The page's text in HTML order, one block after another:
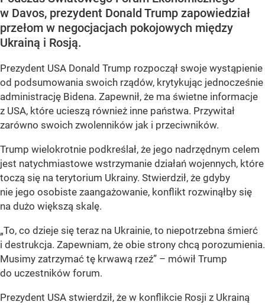
w Davos, prezydent Donald Trump zapowiedział
przełom w negocjacjach pokojowych między
Ukrainą i Rosją.
Prezydent USA Donald Trump rozpoczął swoje wystąpienie
od podsumowania swoich rządów, krytykując jednocześnie
administrację Bidena. Zapewnił, że ma świetne informacje
z USA, które ucieszą również inne państwa. Przywitał
zarówno swoich zwolenników jak i przeciwników.
Trump wielokrotnie podkreślał, że jego nadrzędnym celem
jest natychmiastowe wstrzymanie działań wojennych, które
toczą się na terytorium Ukrainy. Stwierdził, że gdyby
nie jego osobiste zaangażowanie, konflikt rozwinąłby się
na dużo większą skalę.
„To, co dzieje się teraz na Ukrainie, to niepotrzebna śmierć
i destrukcja. Zapewniam, że obie strony chcą porozumienia.
Musimy zatrzymać tę krwawą rzeź” – mówił Trump
do uczestników forum.
Prezydent USA stwierdził, że w konflikcie Rosji z Ukrainą